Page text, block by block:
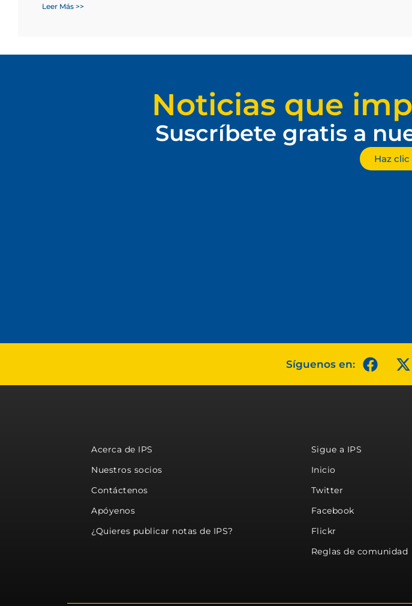
Leer Más >>
Noticias que
Suscríbete gratis a
Haz
Síguenos en:
Acerca de IPS
Nuestros socios
Contáctenos
Apóyenos
¿Quieres publicar notas de IPS?
Sigue a IPS
Inicio
Twitter
Facebook
Flickr
Reglas de comunidad